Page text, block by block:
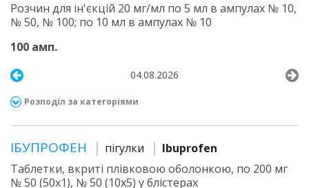
Розчин для ін'єкцій 20 мг/мл по 5 мл в ампулах № 10,
№ 50, № 100; по 10 мл в ампулах № 10
100 амп.
04.08.2026
Розподіл за категоріями
ІБУПРОФЕН пігулки
Ibuprofen
Таблетки, вкриті плівковою оболонкою, по 200 мг
№ 50 (50х1), № 50 (10х5) у блістерах